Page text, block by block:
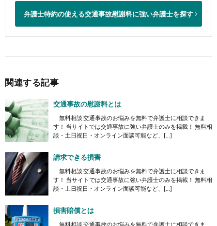
弁護士特約の使える交通事故慰謝料に強い弁護士を探す
関連する記事
交通事故の慰謝料とは
無料相談 交通事故のお悩みを無料で弁護士に相談できま
す！ 当サイトでは交通事故に強い弁護士のみを掲載！ 無料相
談・土日祝日・オンライン面談可能など、[…]
請求できる損害
無料相談 交通事故のお悩みを無料で弁護士に相談できま
す！ 当サイトでは交通事故に強い弁護士のみを掲載！ 無料相
談・土日祝日・オンライン面談可能など、[…]
損害賠償とは
無料相談 交通事故のお悩みを無料で弁護士に相談できま